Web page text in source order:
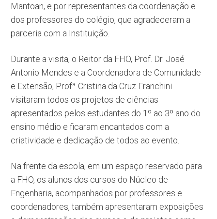
Mantoan, e por representantes da coordenação e
dos professores do colégio, que agradeceram a
parceria com a Instituição.
Durante a visita, o Reitor da FHO, Prof. Dr. José
Antonio Mendes e a Coordenadora de Comunidade
e Extensão, Profª Cristina da Cruz Franchini
visitaram todos os projetos de ciências
apresentados pelos estudantes do 1º ao 3º ano do
ensino médio e ficaram encantados com a
criatividade e dedicação de todos ao evento.
Na frente da escola, em um espaço reservado para
a FHO, os alunos dos cursos do Núcleo de
Engenharia, acompanhados por professores e
coordenadores, também apresentaram exposições